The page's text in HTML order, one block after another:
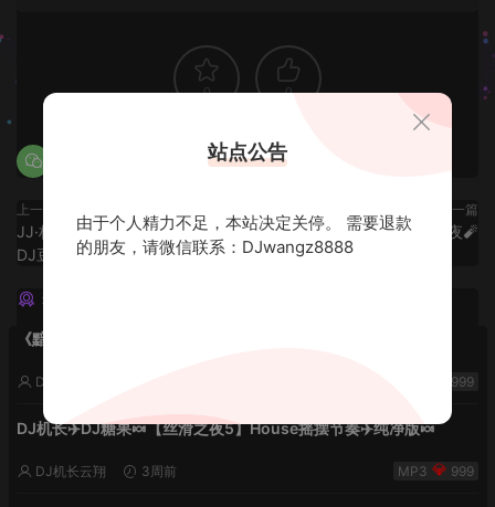
0 0
上一篇
JJ·林俊杰专辑 House Lak 弹跳-
DJ豆腐
下一篇
千禧年欢快之夜🧨
猜你喜欢
《黯然销魂夜5》VHDJ机长✈️DJ糖果🍬
DJ机长云翔 999
DJ机长✈️DJ糖果🍬【丝滑之夜5】House摇摆节奏✈️纯净版🍬
DJ机长云翔 3周前 999
站点公告
由于个人精力不足，本站决定关停。 需要退款
的朋友，请微信联系：DJwangz8888